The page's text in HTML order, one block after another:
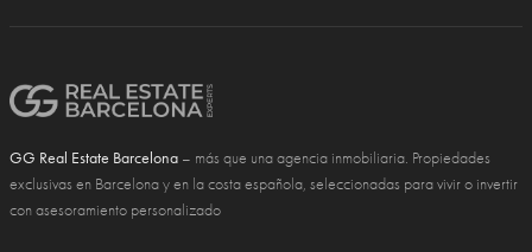
GG Real Estate Barcelona – más que una agencia inmobiliaria. Propiedades
exclusivas en Barcelona y en la costa española, seleccionadas para vivir o invertir
con asesoramiento personalizado